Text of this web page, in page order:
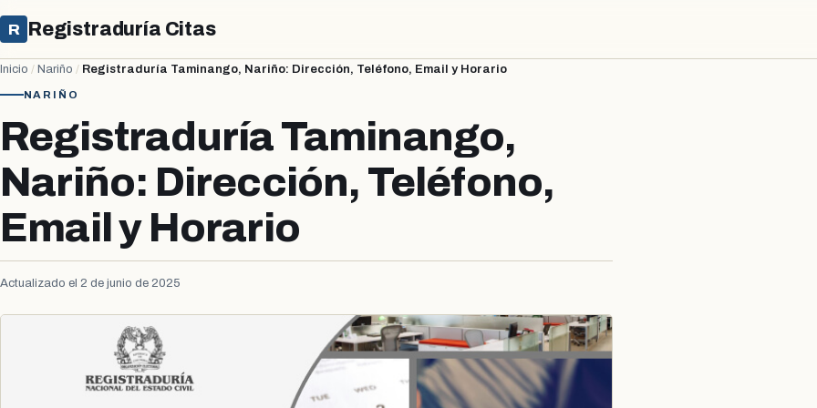
R Registraduría Citas
Inicio / Nariño / Registraduría Taminango, Nariño: Dirección, Teléfono, Email y Horario
NARIÑO
Registraduría Taminango,
Nariño: Dirección, Teléfono,
Email y Horario
Actualizado el 2 de junio de 2025